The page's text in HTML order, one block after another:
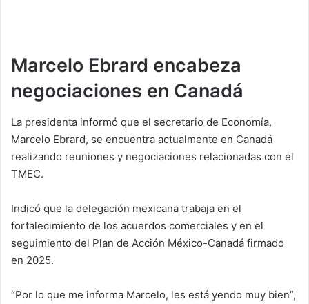
Marcelo Ebrard encabeza
negociaciones en Canadá
La presidenta informó que el secretario de Economía,
Marcelo Ebrard, se encuentra actualmente en Canadá
realizando reuniones y negociaciones relacionadas con el
TMEC.
Indicó que la delegación mexicana trabaja en el
fortalecimiento de los acuerdos comerciales y en el
seguimiento del Plan de Acción México-Canadá firmado
en 2025.
“Por lo que me informa Marcelo, les está yendo muy bien”,